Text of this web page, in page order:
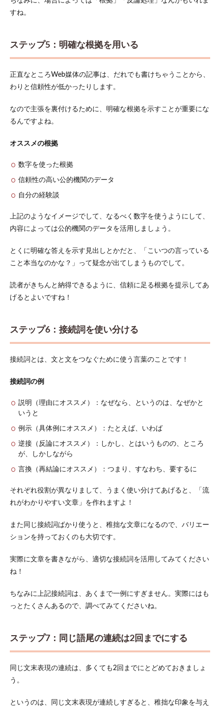
すね。
ステップ5：明確な根拠を用いる
正直なところWeb媒体の記事は、だれでも書けちゃうことから、
わりと信頼性が低かったりします。
なので主張を裏付けるために、明確な根拠を示すことが重要にな
るんですよね。
オススメの根拠
数字を使った根拠
信頼性の高い公的機関のデータ
自分の経験談
上記のようなイメージでして、なるべく数字を使うようにして、
内容によっては公的機関のデータを活用しましょう。
とくに明確な答えを示す見出しとかだと、「こいつの言っている
こと本当なのかな？」って疑念が出てしまうものでして。
読者がきちんと納得できるように、信頼に足る根拠を提示してあ
げるとよいですね！
ステップ6：接続詞を使い分ける
接続詞とは、文と文をつなぐために使う言葉のことです！
接続詞の例
説明（理由にオススメ）：なぜなら、というのは、なぜかと
いうと
例示（具体例にオススメ）：たとえば、いわば
逆接（反論にオススメ）：しかし、とはいうものの、ところ
が、しかしながら
言換（再結論にオススメ）：つまり、すなわち、要するに
それぞれ役割が異なりまして、うまく使い分けてあげると、「流
れがわかりやすい文章」を作れますよ！
また同じ接続詞ばかり使うと、稚拙な文章になるので、バリエー
ションを持っておくのも大切です。
実際に文章を書きながら、適切な接続詞を活用してみてください
ね！
ちなみに上記接続詞は、あくまで一例にすぎません。実際にはも
っとたくさんあるので、調べてみてくださいね。
ステップ7：同じ語尾の連続は2回までにする
同じ文末表現の連続は、多くても2回までにとどめておきましょ
う。
というのは、同じ文末表現が連続しすぎると、稚拙な印象を与え